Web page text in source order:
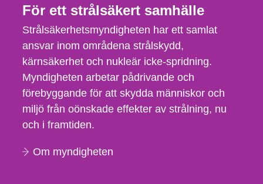
För ett strålsäkert samhälle
Strålsäkerhetsmyndigheten har ett samlat
ansvar inom områdena strålskydd,
kärnsäkerhet och nukleär icke-spridning.
Myndigheten arbetar pådrivande och
förebyggande för att skydda människor och
miljö från oönskade effekter av strålning, nu
och i framtiden.
Om myndigheten